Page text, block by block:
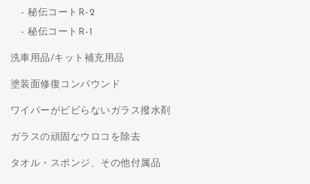
秘伝コートR-2
秘伝コートR-1
洗車用品/キット補充用品
塗装面修復コンパウンド
ワイパーがビビらないガラス撥水剤
ガラスの頑固なウロコを除去
タオル・スポンジ、その他付属品